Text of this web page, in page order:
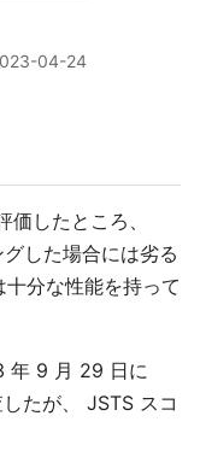
04-24
したところ、
した場合には劣る
分な性能を持って
年 9 月 29 日に
たが、 JSTS スコ